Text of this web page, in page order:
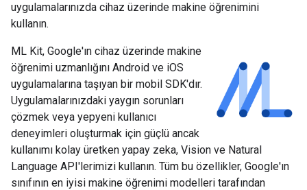
uygulamalarınızda cihaz üzerinde makine öğrenimini
kullanın.
ML Kit, Google'ın cihaz üzerinde makine
öğrenimi uzmanlığını Android ve iOS
uygulamalarına taşıyan bir mobil SDK'dır.
Uygulamalarınızdaki yaygın sorunları
çözmek veya yepyeni kullanıcı
deneyimleri oluşturmak için güçlü ancak
kullanımı kolay üretken yapay zeka, Vision ve Natural
Language API'lerimizi kullanın. Tüm bu özellikler, Google'ın
sınıfının en iyisi makine öğrenimi modelleri tarafından